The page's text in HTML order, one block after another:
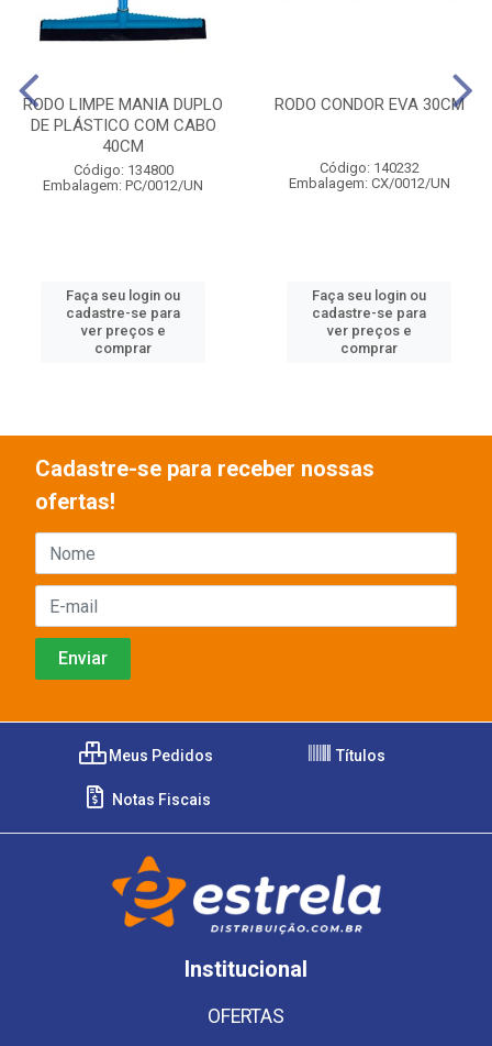
RODO LIMPE MANIA DUPLO
DE PLÁSTICO COM CABO
40CM
Código: 134800
Embalagem: PC/0012/UN
Faça seu login ou
cadastre-se para
ver preços e
comprar
RODO CONDOR EVA 30CM
Código: 140232
Embalagem: CX/0012/UN
Faça seu login ou
cadastre-se para
ver preços e
comprar
Cadastre-se para receber nossas
ofertas!
Meus Pedidos Títulos
Notas Fiscais
Institucional
OFERTAS